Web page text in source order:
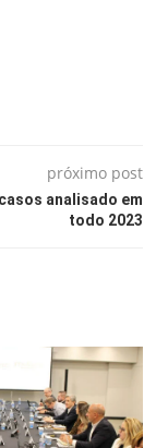
próximo post
analisado em
todo 2023